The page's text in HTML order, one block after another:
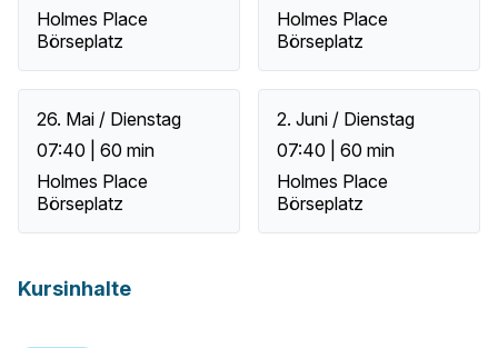
Holmes Place
Börseplatz
Holmes Place
Börseplatz
26. Mai / Dienstag
07:40 | 60 min
Holmes Place
Börseplatz
2. Juni / Dienstag
07:40 | 60 min
Holmes Place
Börseplatz
Kursinhalte